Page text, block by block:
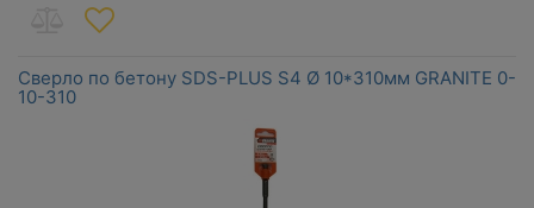
Сверло по бетону SDS-PLUS S4 Ø 10*310мм GRANITE 0-
10-310